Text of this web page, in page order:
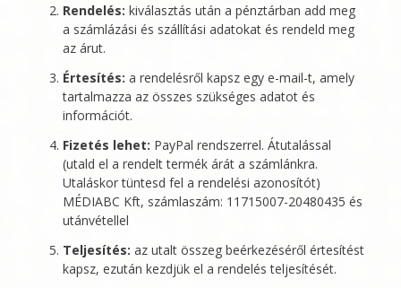
Rendelés: kiválasztás után a pénztárban add meg
a számlázási és szállítási adatokat és rendeld meg
az árut.
Értesítés: a rendelésről kapsz egy e-mail-t, amely
tartalmazza az összes szükséges adatot és
információt.
Fizetés lehet: PayPal rendszerrel. Átutalással
(utald el a rendelt termék árát a számlánkra.
Utaláskor tüntesd fel a rendelési azonosítót)
MÉDIABC Kft, számlaszám: 11715007-20480435 és
utánvétellel
Teljesítés: az utalt összeg beérkezéséről értesítést
kapsz, ezután kezdjük el a rendelés teljesítését.